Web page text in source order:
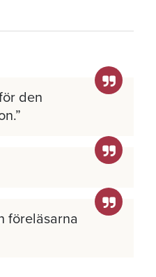
den
föreläsarna